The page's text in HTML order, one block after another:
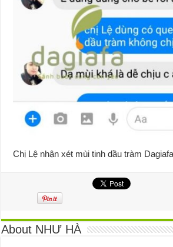
Chị Lệ nhận xét mùi tinh dầu tràm
About NHƯ HÀ